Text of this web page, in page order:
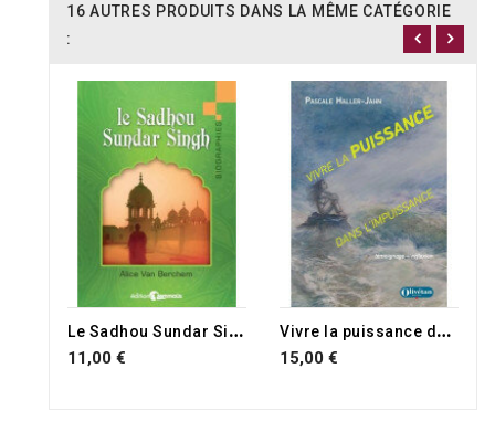
16 AUTRES PRODUITS DANS LA MÊME CATÉGORIE
:
L
e Sadhou Sundar Singh
11,00 €
V
ivre la puissance dans l'impuissance
15,00 €